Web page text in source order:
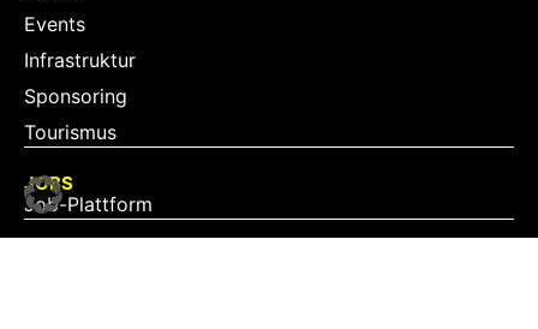
Events
Infrastruktur
Sponsoring
Tourismus
JOBS
Job-Plattform